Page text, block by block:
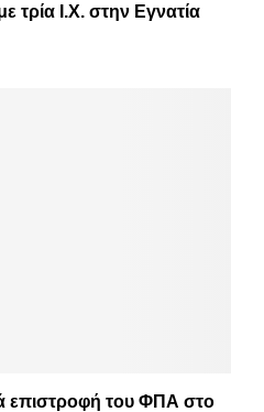
τρία Ι.Χ. στην Εγνατία
επιστροφή του ΦΠΑ στο